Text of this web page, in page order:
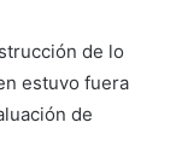
de lo
estuvo fuera
de